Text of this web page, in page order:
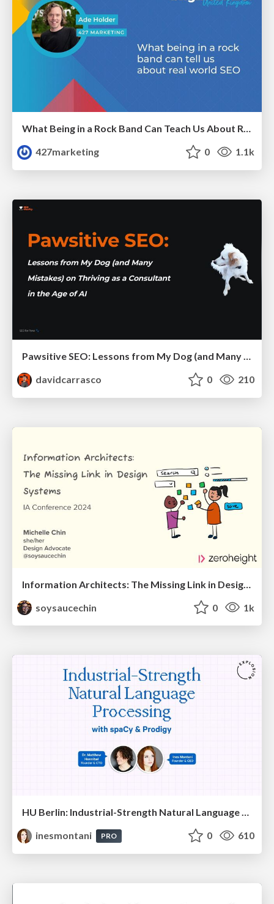
427marketing
0 1.1k
Pawsitive SEO: Lessons from My Dog (and Many Mistakes) on Thriving as a Consultant in the Age of AI
davidcarrasco
0 210
soysaucechin
0 1k
HU Berlin: Industrial-Strength Natural Language Processing with spaCy and Prodigy
inesmontani
PRO 0 610